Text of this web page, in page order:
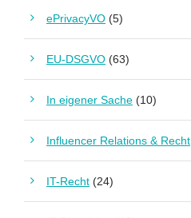
ePrivacyVO (5)
EU-DSGVO (63)
In eigener Sache (10)
Influencer Relations & Recht
IT-Recht (24)